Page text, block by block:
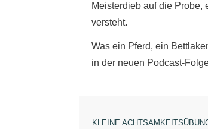
Meisterdieb auf die Probe,
versteht.
Was ein Pferd, ein
in der neuen Podcast-
KLEINE